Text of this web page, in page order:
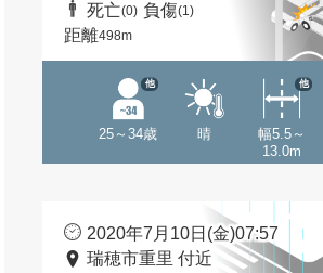
死亡(0) 負傷(1)
距離498m
25～34歳
他
晴
幅5.5～
13.0m
他
2020年7月10日(金)07:57
瑞穂市重里 付近